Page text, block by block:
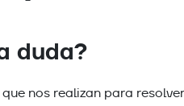
duda?
nos realizan para